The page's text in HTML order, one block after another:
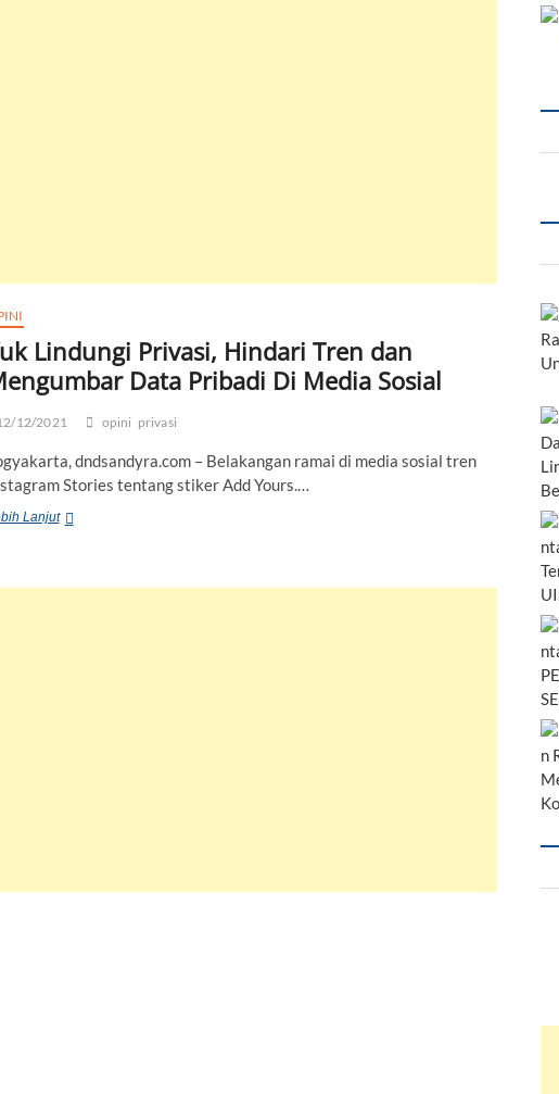
Lindungi Privasi, Hindari Tren dan
Data Pribadi Di Media Sosial
12/2021 opini privasi
dndsandyra.com – Belakangan ramai di media sosial tren
Stories tentang stiker Add Yours.…
LanjutYuk